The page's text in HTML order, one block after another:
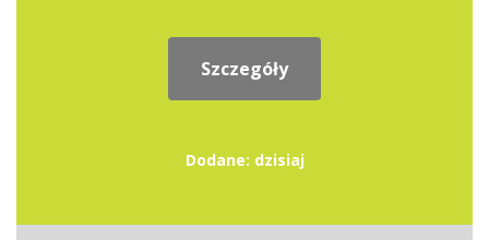
Szczegóły
Dodane: dzisiaj